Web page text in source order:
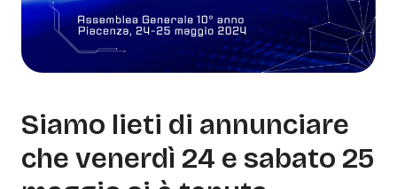
Siamo lieti di annunciare
che venerdì 24 e sabato 25